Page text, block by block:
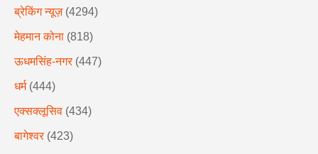
ब्रेकिंग न्यूज़ (4294)
मेहमान कोना (818)
ऊधमसिंह-नगर (447)
धर्म (444)
एक्सक्लूसिव (434)
बागेश्वर (423)